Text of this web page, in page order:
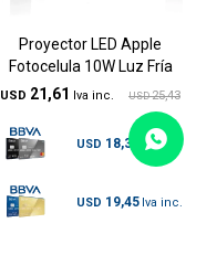
Proyector LED Apple
Fotocelula 10W Luz Fría
USD 21,61 USD 25,43
USD 18,37
USD 19,45